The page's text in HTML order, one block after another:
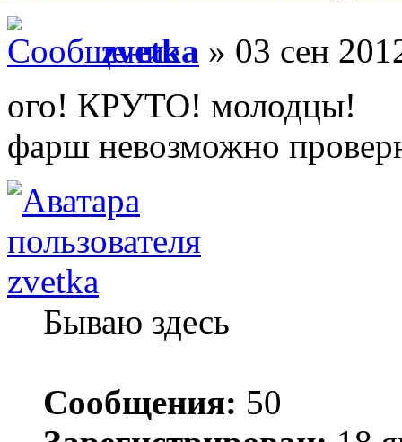
zvetka » 03 сен
ого! КРУТО! молодцы!
фарш невозможно
zvetka
Бываю здесь
Сообщения: 50